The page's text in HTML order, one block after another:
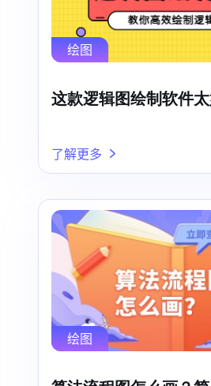
绘图
这款逻辑图绘制软件太
了解更多
绘图